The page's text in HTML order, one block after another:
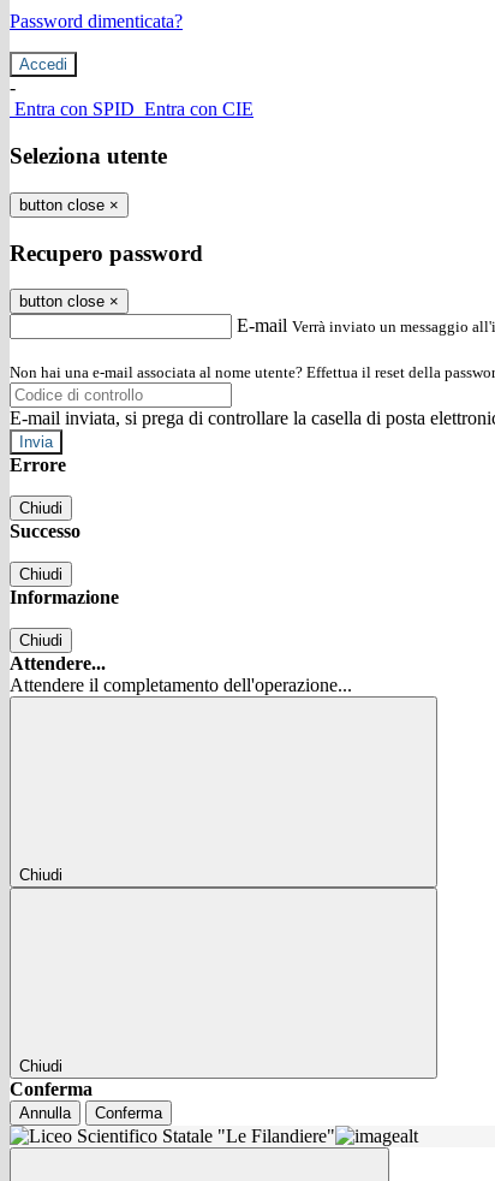
Password dimenticata?
-
Entra con SPID Entra con CIE
Seleziona utente
button close ×
Recupero password
button close ×
E-mail Verrà inviato un messaggio
Non hai una e-mail associata al nome utente? Effettua il reset della
E-mail inviata, si prega di controllare la casella di posta
Errore
Chiudi
Successo
Chiudi
Informazione
Chiudi
Attendere...
Attendere il completamento dell'operazione...
Chiudi
Chiudi
Conferma
Annulla Conferma